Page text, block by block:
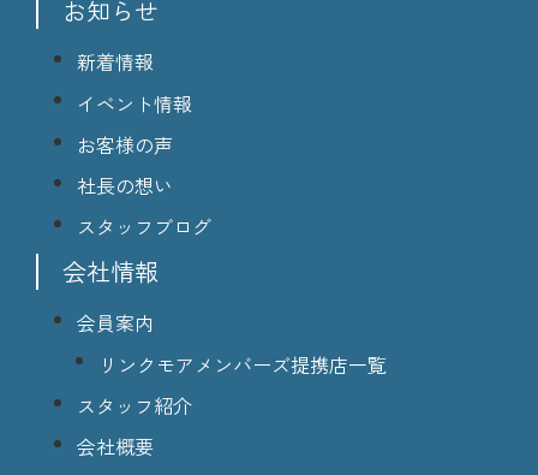
お知らせ
新着情報
イベント情報
お客様の声
社長の想い
スタッフブログ
会社情報
会員案内
リンクモアメンバーズ提携店一覧
スタッフ紹介
会社概要